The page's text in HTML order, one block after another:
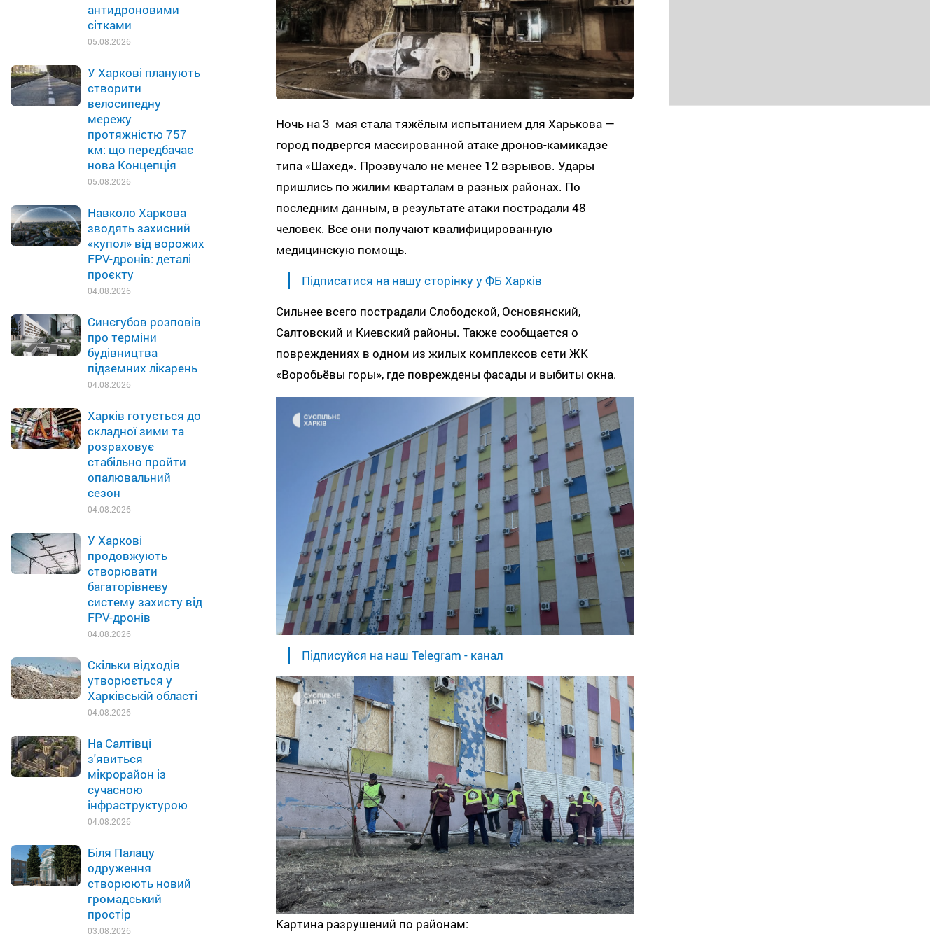
антидроновими
сітками
05.08.2026
У Харкові планують
створити
велосипедну
мережу
протяжністю 757
км: що передбачає
нова Концепція
05.08.2026
Навколо Харкова
зводять захисний
«купол» від ворожих
FPV-дронів: деталі
проєкту
04.08.2026
Синєгубов розповів
про терміни
будівництва
підземних лікарень
04.08.2026
Харків готується до
складної зими та
розраховує
стабільно пройти
опалювальний
сезон
04.08.2026
У Харкові
продовжують
створювати
багаторівневу
систему захисту від
FPV-дронів
04.08.2026
Скільки відходів
утворюється у
Харківській області
04.08.2026
На Салтівці
з'явиться
мікрорайон із
сучасною
інфраструктурою
04.08.2026
Біля Палацу
одруження
створюють новий
громадський
простір
03.08.2026
Ночь на 3 мая стала тяжёлым испытанием для Харькова —
город подвергся массированной атаке дронов-камикадзе
типа «Шахед». Прозвучало не менее 12 взрывов. Удары
пришлись по жилим кварталам в разных районах. По
последним данным, в результате атаки пострадали 48
человек. Все они получают квалифицированную
медицинскую помощь.
Підписатися на нашу сторінку у ФБ Харків
Сильнее всего пострадали Слободской, Основянский,
Салтовский и Киевский районы. Также сообщается о
повреждениях в одном из жилых комплексов сети ЖК
«Воробьёвы горы», где повреждены фасады и выбиты окна.
Підписуйся на наш Telegram - канал
Картина разрушений по районам: